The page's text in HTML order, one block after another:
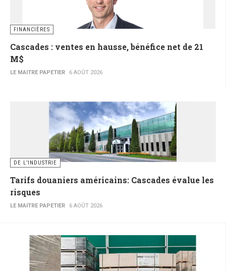
FINANCIÈRES
Cascades : ventes en hausse, bénéfice net de 21
M$
LE MAITRE PAPETIER 6 AOÛT 2026
DE L’INDUSTRIE
Tarifs douaniers américains: Cascades évalue les
risques
LE MAITRE PAPETIER 6 AOÛT 2026